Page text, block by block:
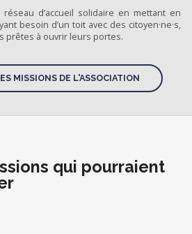
d’accueil solidaire en mettant en
besoin d’un toit avec des citoyen·ne·s,
prêtes à ouvrir leurs portes.
MISSIONS DE L'ASSOCIATION
qui pourraient